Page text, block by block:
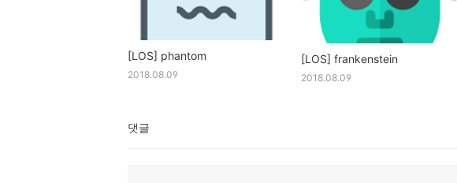
[LOS] phantom
2018.08.09
[LOS] frankenstein
2018.08.09
댓글